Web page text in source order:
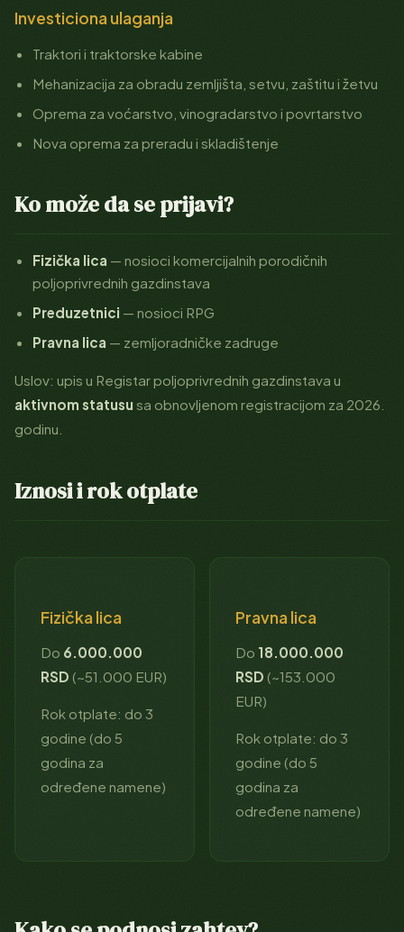
Investiciona ulaganja
Traktori i traktorske kabine
Mehanizacija za obradu zemljišta, setvu, zaštitu i žetvu
Oprema za voćarstvo, vinogradarstvo i povrtarstvo
Nova oprema za preradu i skladištenje
Ko može da se prijavi?
Fizička lica — nosioci komercijalnih porodičnih
poljoprivrednih gazdinstava
Preduzetnici — nosioci RPG
Pravna lica — zemljoradničke zadruge
Uslov: upis u Registar poljoprivrednih gazdinstava u
aktivnom statusu sa obnovljenom registracijom za 2026.
godinu.
Iznosi i rok otplate
Fizička lica
Do 6.000.000
RSD (~51.000 EUR)
Rok otplate: do 3
godine (do 5
godina za
određene namene)
Pravna lica
Do 18.000.000
RSD (~153.000
EUR)
Rok otplate: do 3
godine (do 5
godina za
određene namene)